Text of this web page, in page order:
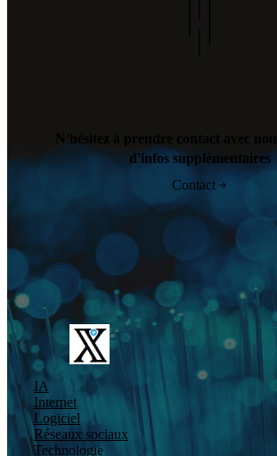
N'hésitez à prendre contact avec
d'infos supplémentaires
Contact
IA
Internet
Logiciel
Réseaux sociaux
Technologie